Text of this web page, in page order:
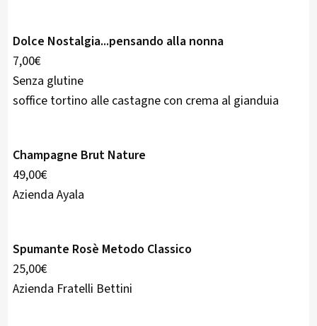
Dolce Nostalgia...pensando alla nonna
7,00€
Senza glutine
soffice tortino alle castagne con crema al gianduia
Champagne Brut Nature
49,00€
Azienda Ayala
Spumante Rosè Metodo Classico
25,00€
Azienda Fratelli Bettini